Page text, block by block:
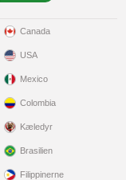
Canada
USA
Mexico
Colombia
Kæledyr
Brasilien
Filippinerne